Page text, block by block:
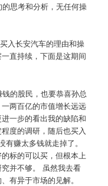
思考和分析，无任何操
入长安汽车的理由和操
直持续，下面是这期间
的股民，也要恭喜孙总
两百亿的市值增长远远
一步的看出我的缺陷和
度的调研，随后也买入
赚太多钱就走掉了。
标的可以买，但根本上
并不够。 虽然我去看
有异于市场的见解。